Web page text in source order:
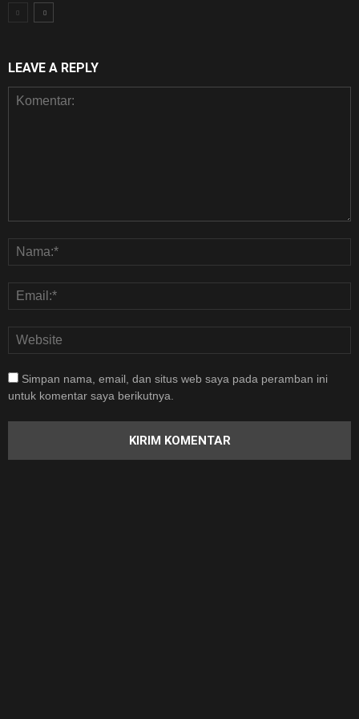
LEAVE A REPLY
Simpan nama, email, dan situs web saya pada peramban ini
untuk komentar saya berikutnya.